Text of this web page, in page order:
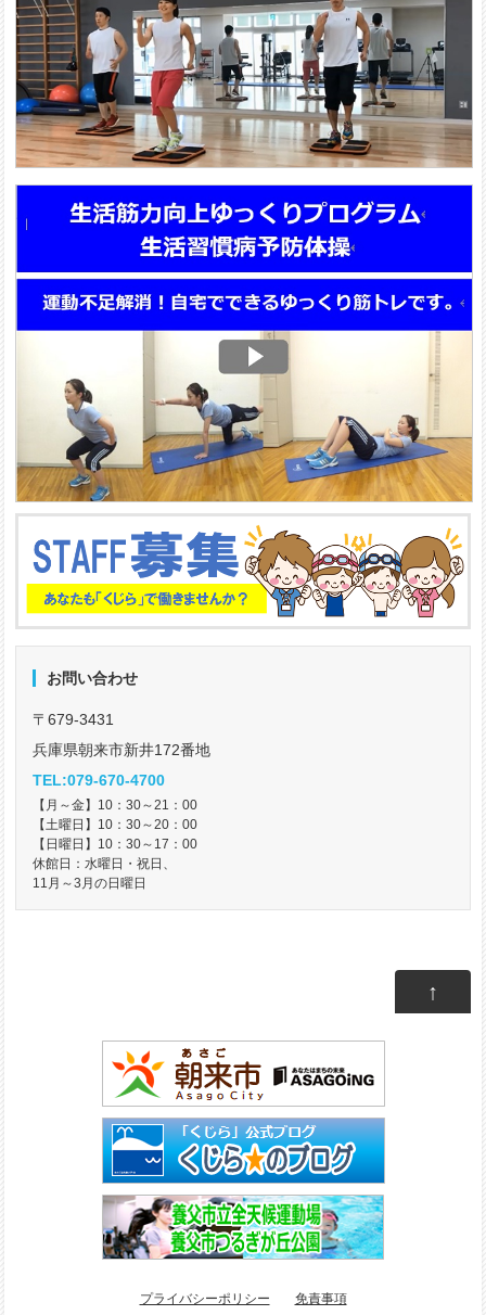
お問い合わせ
〒679-3431
兵庫県朝来市新井172番地
TEL:079-670-4700
【月～金】10：30～21：00
【土曜日】10：30～20：00
【日曜日】10：30～17：00
休館日：水曜日・祝日、
11月～3月の日曜日
↑
プライバシーポリシー 免責事項